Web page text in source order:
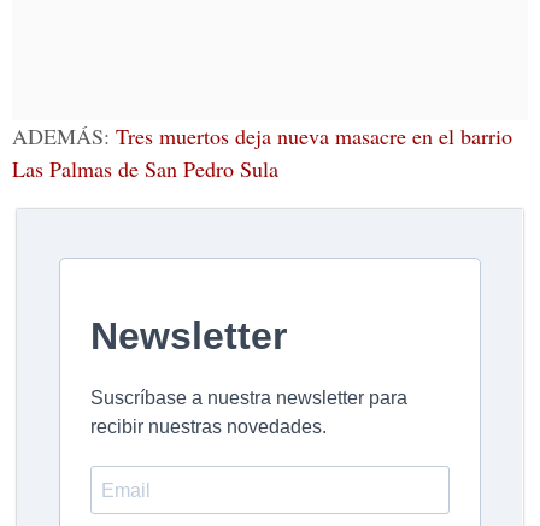
ADEMÁS: Tres muertos deja nueva masacre en el barrio
Las Palmas de San Pedro Sula